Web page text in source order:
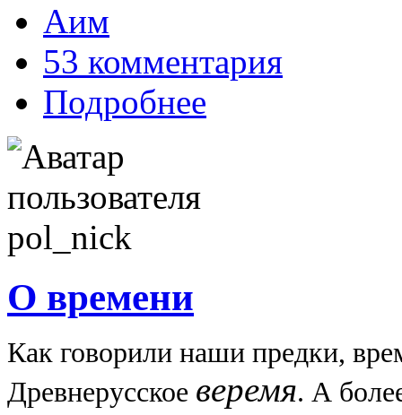
Аим
53 комментария
Подробнее
О времени
Как говорили наши предки,
Древнерусское веремя. А